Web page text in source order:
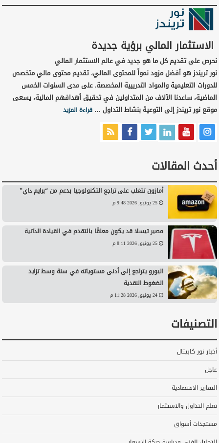
الاستثمار المالي برؤية جديدة
نحرص على تقديم كل ما هو جديد في عالم الاستثمار المالي
نور تريندز هو أفضل مزود نمواً للمحتوى المالي، تقديم محتوى مالي متخصص
للدورات التعليمية والمواد التدريبية المخصصة. على مدى السنوات الخمس
الماضية، ساعدنا الآلاف من المتداولين في تحقيق أهدافهم المالية، يسعى
موقع نور تريندز إلى التوعية بنشاط التداول …قراءة المزيد
أحدث المقالات
أمازون تتغلب على تراجع التكنولوجيا بدعم من “برايم داي”
25 يونيو, 2026 9:48 م
مصير تيسلا قد يكون معلقًا بالتقدم في القيادة الذاتية
25 يونيو, 2026 8:11 م
اليورو يتراجع إلى أدنى مستوياته في سنة وسط تزايد
الضغوط النقدية
24 يونيو, 2026 11:28 م
التصنيفات
أخبار نور كابيتال
عاجل
التقارير الاقتصادية
تعلم التداول والاستثمار
مستجدات أسواق